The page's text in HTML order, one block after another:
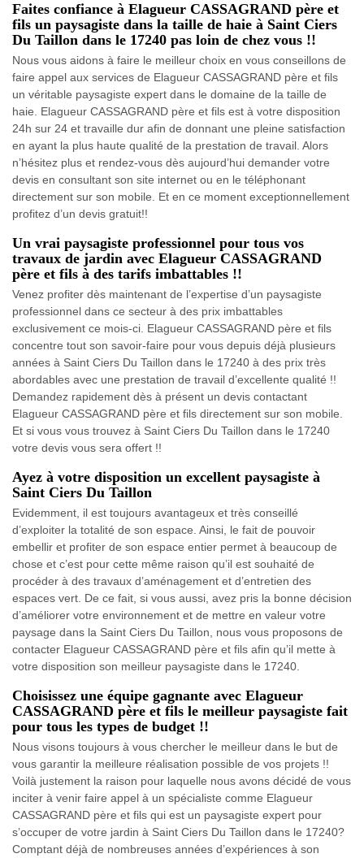
Faites confiance à Elagueur CASSAGRAND père et
fils un paysagiste dans la taille de haie à Saint Ciers
Du Taillon dans le 17240 pas loin de chez vous !!
Nous vous aidons à faire le meilleur choix en vous conseillons de
faire appel aux services de Elagueur CASSAGRAND père et fils
un véritable paysagiste expert dans le domaine de la taille de
haie. Elagueur CASSAGRAND père et fils est à votre disposition
24h sur 24 et travaille dur afin de donnant une pleine satisfaction
en ayant la plus haute qualité de la prestation de travail. Alors
n’hésitez plus et rendez-vous dès aujourd’hui demander votre
devis en consultant son site internet ou en le téléphonant
directement sur son mobile. Et en ce moment exceptionnellement
profitez d’un devis gratuit!!
Un vrai paysagiste professionnel pour tous vos
travaux de jardin avec Elagueur CASSAGRAND
père et fils à des tarifs imbattables !!
Venez profiter dès maintenant de l’expertise d’un paysagiste
professionnel dans ce secteur à des prix imbattables
exclusivement ce mois-ci. Elagueur CASSAGRAND père et fils
concentre tout son savoir-faire pour vous depuis déjà plusieurs
années à Saint Ciers Du Taillon dans le 17240 à des prix très
abordables avec une prestation de travail d’excellente qualité !!
Demandez rapidement dès à présent un devis contactant
Elagueur CASSAGRAND père et fils directement sur son mobile.
Et si vous vous trouvez à Saint Ciers Du Taillon dans le 17240
votre devis vous sera offert !!
Ayez à votre disposition un excellent paysagiste à
Saint Ciers Du Taillon
Evidemment, il est toujours avantageux et très conseillé
d’exploiter la totalité de son espace. Ainsi, le fait de pouvoir
embellir et profiter de son espace entier permet à beaucoup de
chose et c’est pour cette même raison qu’il est souhaité de
procéder à des travaux d’aménagement et d’entretien des
espaces vert. De ce fait, si vous aussi, avez pris la bonne décision
d’améliorer votre environnement et de mettre en valeur votre
paysage dans la Saint Ciers Du Taillon, nous vous proposons de
contacter Elagueur CASSAGRAND père et fils afin qu’il mette à
votre disposition son meilleur paysagiste dans le 17240.
Choisissez une équipe gagnante avec Elagueur
CASSAGRAND père et fils le meilleur paysagiste fait
pour tous les types de budget !!
Nous visons toujours à vous chercher le meilleur dans le but de
vous garantir la meilleure réalisation possible de vos projets !!
Voilà justement la raison pour laquelle nous avons décidé de vous
inciter à venir faire appel à un spécialiste comme Elagueur
CASSAGRAND père et fils qui est un paysagiste expert pour
s’occuper de votre jardin à Saint Ciers Du Taillon dans le 17240?
Comptant déjà de nombreuses années d’expériences à son